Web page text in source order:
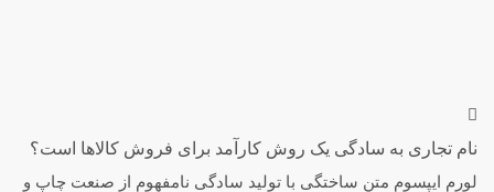
نام تجاری به سادگی یک روش کارآمد برای فروش کالاها است؟
لورم ایپسوم متن ساختگی با تولید سادگی نامفهوم از صنعت چاپ و